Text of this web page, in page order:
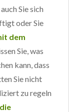
Sie sich
oder Sie
dem
Sie, was
kann, dass
Sie nicht
zu regeln